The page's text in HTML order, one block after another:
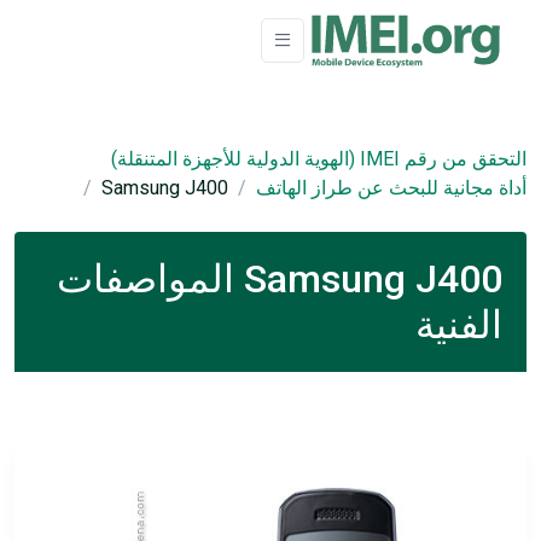
التحقق من رقم IMEI (الهوية الدولية للأجهزة المتنقلة)
أداة مجانية للبحث عن طراز الهاتف
Samsung J400
Samsung J400 المواصفات
الفنية